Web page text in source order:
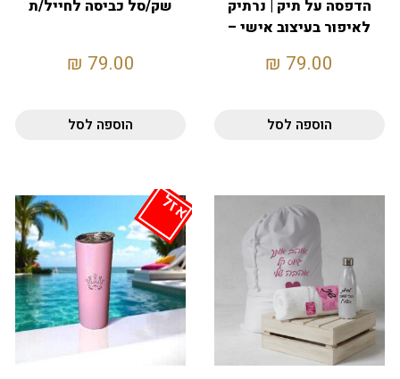
הדפסה על תיק | נרתיק
לאיפור בעיצוב אישי –
79.00
₪
הוספה לסל
שק/סל כביסה לחייל/ת
79.00
₪
הוספה לסל
אזל